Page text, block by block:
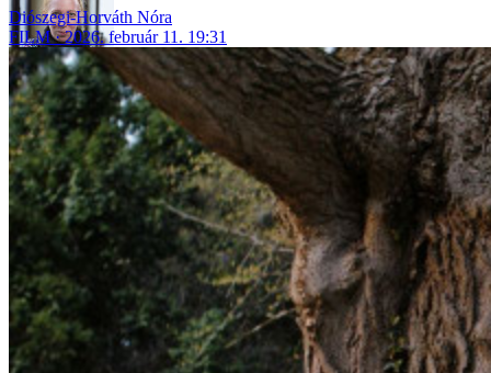
Diószegi-Horváth Nóra
FILM
2026. február 11. 19:31